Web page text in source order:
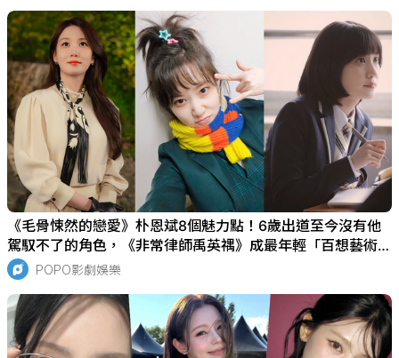
《毛骨悚然的戀愛》朴恩斌8個魅力點！6歲出道至今沒有他
駕馭不了的角色，《非常律師禹英禑》成最年輕「百想藝術大
賞獎」得主！
POPO影劇娛樂